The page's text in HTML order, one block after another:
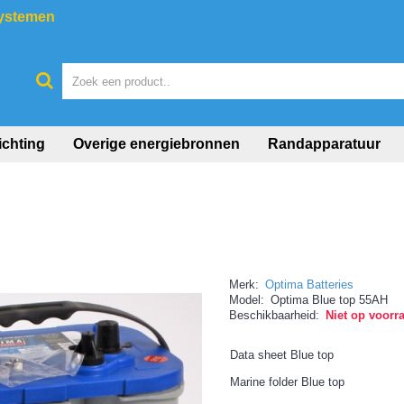
Overige energiebronnen Randapparatuur
Merk: Optima Batteries
Model: Optima Blue top 55AH
Beschikbaarheid:
Niet op
Data sheet Blue top
Marine folder Blue top